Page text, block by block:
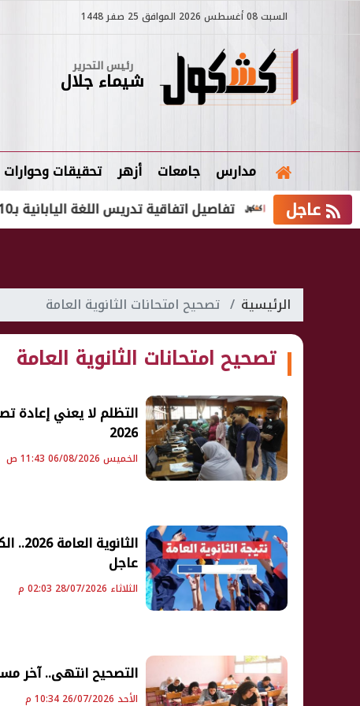
السبت 08 أغسطس 2026 الموافق 25 صفر 1448
رئيس التحرير
شيماء جلال
مدارس جامعات أزهر تحقيقات وحوارات
عاجلتفاصيل اتفاقية تدريس اللغة اليابانية بـ10 مدارس مصرية 2027
الرئيسية تصحيح امتحانات الثانوية العامة
تصحيح امتحانات الثانوية العامة
التظلم لا يعني إعادة
2026
الخميس 06/08/2026 11:43 ص
عاجل
الثلاثاء 28/07/2026 02:03 م
التصحيح انتهى.. آخر
الأحد 26/07/2026 10:34 م